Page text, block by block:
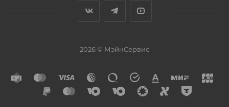
2026 © МэйнСервис